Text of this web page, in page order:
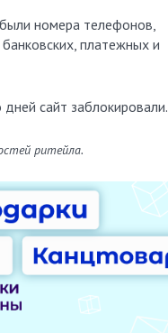
номера телефонов,
платежных и
сайт заблокировали.
ритейла.